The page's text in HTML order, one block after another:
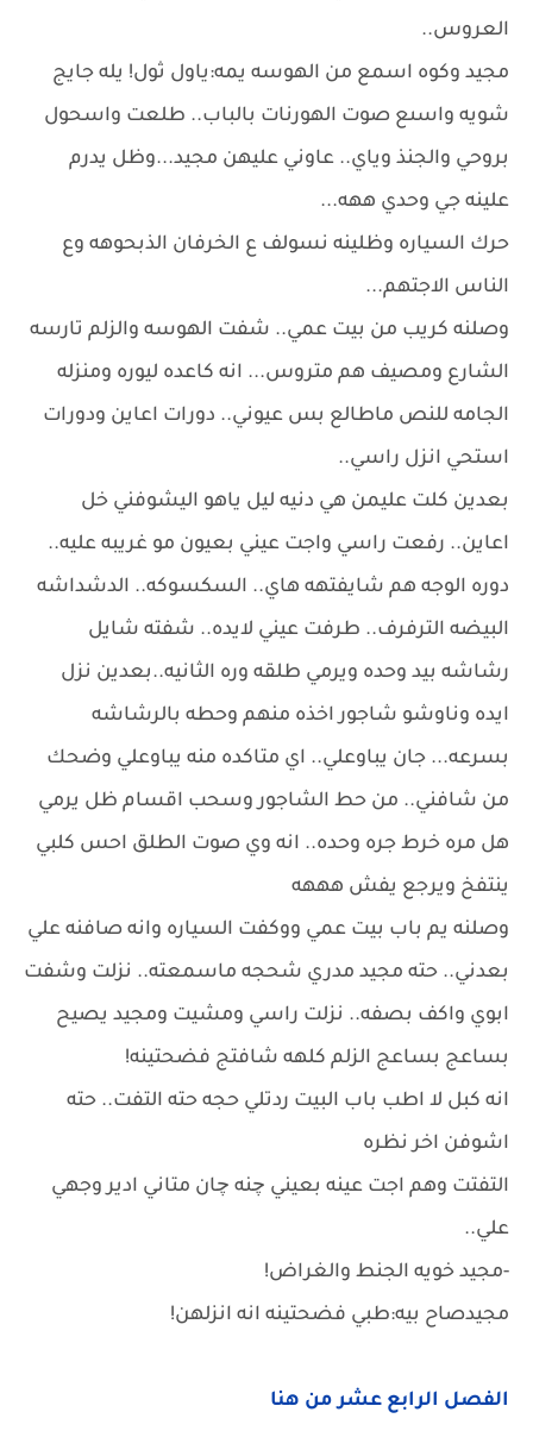
العروس..
مجيد وكوه اسمع من الهوسه يمه:ياول ثول! يله جايج
شويه واسىع صوت الهورنات بالباب.. طلعت واسحول
بروحي والجنذ وياي.. عاوني عليهن مجيد...وظل يدرم
علينه جي وحدي ههه...
حرك السياره وظلينه نسولف ع الخرفان الذبحوهه وع
الناس الاجتهم...
وصلنه كريب من بيت عمي.. شفت الهوسه والزلم تارسه
الشارع ومصيف هم متروس... انه كاعده ليوره ومنزله
الجامه للنص ماطالع بس عيوني.. دورات اعاين ودورات
استحي انزل راسي..
بعدين كلت عليمن هي دنيه ليل ياهو اليشوفني خل
اعاين.. رفعت راسي واجت عيني بعيون مو غريبه عليه..
دوره الوجه هم شايفتهه هاي.. السكسوكه.. الدشداشه
البيضه الترفرف.. طرفت عيني لايده.. شفته شايل
رشاشه بيد وحده ويرمي طلقه وره الثانيه..بعدين نزل
ايده وناوشو شاجور اخذه منهم وحطه بالرشاشه
بسرعه... جان يباوعلي.. اي متاكده منه يباوعلي وضحك
من شافني.. من حط الشاجور وسحب اقسام ظل يرمي
هل مره خرط جره وحده.. انه وي صوت الطلق احس كلبي
ينتفخ ويرجع يفش هههه
وصلنه يم باب بيت عمي ووكفت السياره وانه صافنه علي
بعدني.. حته مجيد مدري شحجه ماسمعته.. نزلت وشفت
ابوي واكف بصفه.. نزلت راسي ومشيت ومجيد يصيح
بساعج بساعج الزلم كلهه شافتج فضحتينه!
انه كبل لا اطب باب البيت ردتلي حجه حته التفت.. حته
اشوفن اخر نظره
التفتت وهم اجت عينه بعيني چنه چان متاني ادير وجهي
علي..
-مجيد خويه الجنط والغراض!
مجيدصاح بيه:طبي فضحتينه انه انزلهن!
الفصل الرابع عشر من هنا